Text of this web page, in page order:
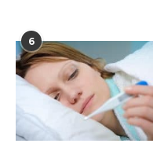
6